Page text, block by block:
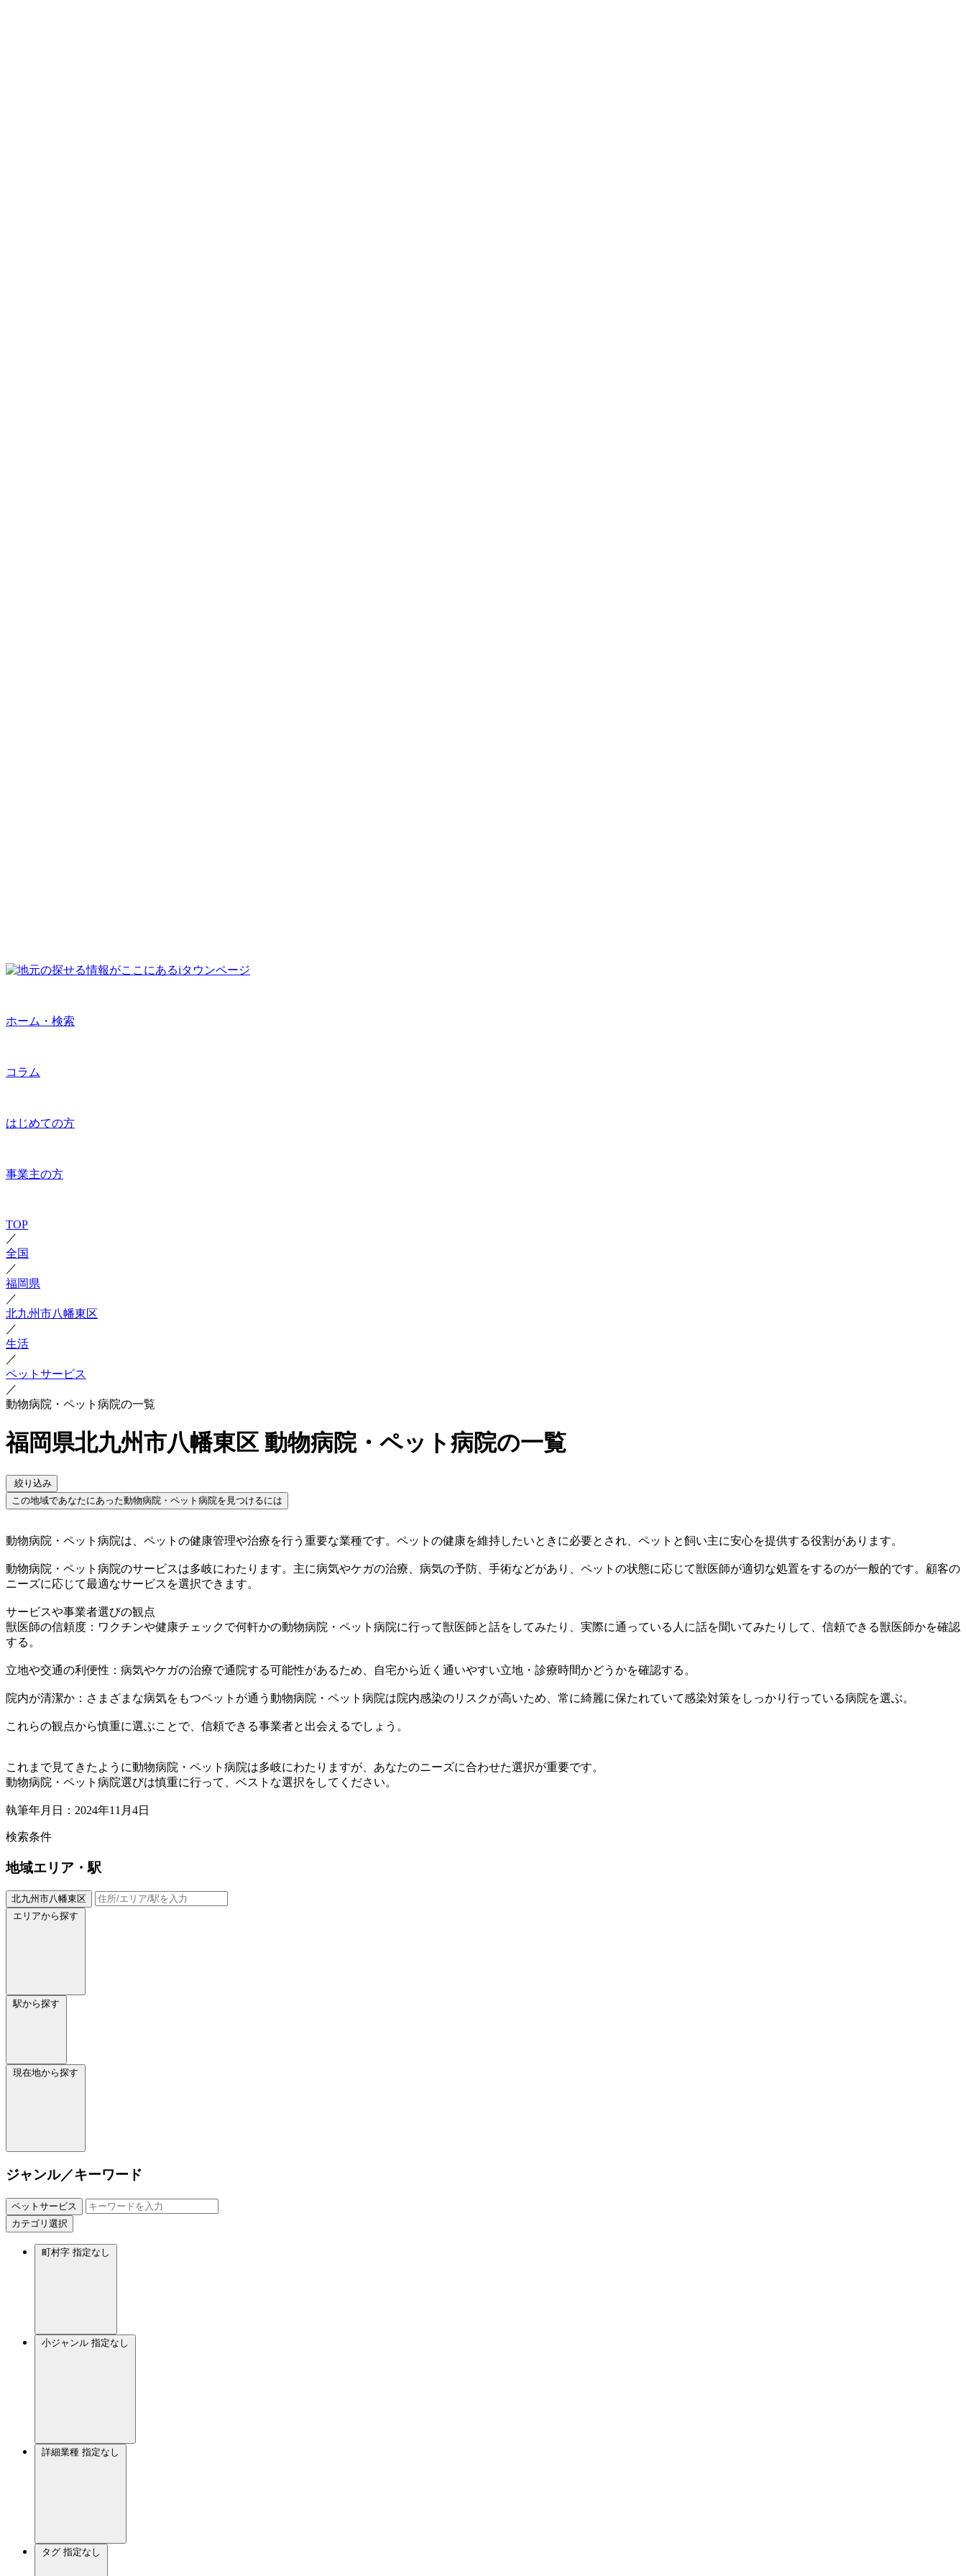
ホーム・検索
コラム
はじめての方
事業主の方
TOP
／
全国
／
福岡県
／
北九州市八幡東区
／
生活
／
ペットサービス
／
動物病院・ペット病院の一覧
福岡県北九州市八幡東区 動物病院・ペット病院の一覧
絞り込み
この地域であなたにあった動物病院・ペット病院を見つけるには
動物病院・ペット病院は、ペットの健康管理や治療を行う重要な業種です。ペットの健康を維持したいときに必要とされ、ペットと飼い主に安心を提供する役割があります。
動物病院・ペット病院のサービスは多岐にわたります。主に病気やケガの治療、病気の予防、手術などがあり、ペットの状態に応じて獣医師が適切な処置をするのが一般的です。顧客の
ニーズに応じて最適なサービスを選択できます。
サービスや事業者選びの観点
獣医師の信頼度：ワクチンや健康チェックで何軒かの動物病院・ペット病院に行って獣医師と話をしてみたり、実際に通っている人に話を聞いてみたりして、信頼できる獣医師かを確認
する。
立地や交通の利便性：病気やケガの治療で通院する可能性があるため、自宅から近く通いやすい立地・診療時間かどうかを確認する。
院内が清潔か：さまざまな病気をもつペットが通う動物病院・ペット病院は院内感染のリスクが高いため、常に綺麗に保たれていて感染対策をしっかり行っている病院を選ぶ。
これらの観点から慎重に選ぶことで、信頼できる事業者と出会えるでしょう。
これまで見てきたように動物病院・ペット病院は多岐にわたりますが、あなたのニーズに合わせた選択が重要です。
動物病院・ペット病院選びは慎重に行って、ベストな選択をしてください。
執筆年月日：2024年11月4日
検索条件
地域エリア・駅
北九州市八幡東区
エリアから探す
駅から探す
現在地から探す
ジャンル／キーワード
ペットサービス
カテゴリ選択
町村字 指定なし
小ジャンル 指定なし
詳細業種 指定なし
タグ 指定なし